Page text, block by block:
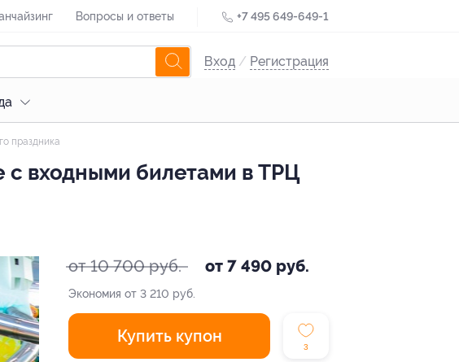
Вопросы и ответы +7 495 649-649-1
Вход / Регистрация
праздника
с входными билетами в ТРЦ
от 10 700 руб. от 7 490 руб.
Экономия от 3 210 руб.
Купить купон
3